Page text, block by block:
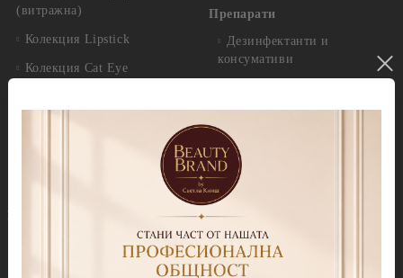
(витражна)
Колекция Lipstick
Колекция Cat Eye
Бази
Прозрачни Бази за гел лак
Колекции цветни бази
Препарати
Дезинфектанти и
консумативи
лепкав слой
Праймери
Други течности
Грижа за нокти и кожа
Продукти за педикюр Callux